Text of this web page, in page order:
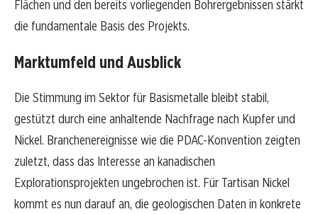
Flächen und den bereits vorliegenden Bohrergebnissen stärkt
die fundamentale Basis des Projekts.
Marktumfeld und Ausblick
Die Stimmung im Sektor für Basismetalle bleibt stabil,
gestützt durch eine anhaltende Nachfrage nach Kupfer und
Nickel. Branchenereignisse wie die PDAC-Konvention zeigten
zuletzt, dass das Interesse an kanadischen
Explorationsprojekten ungebrochen ist. Für Tartisan Nickel
kommt es nun darauf an, die geologischen Daten in konkrete